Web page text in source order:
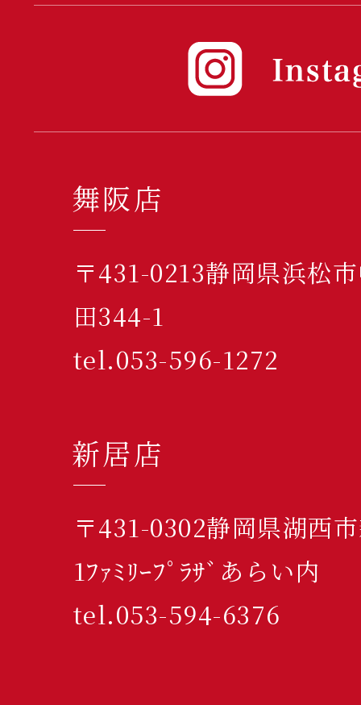
舞阪店
〒431-0213静岡県浜松
田344-1
tel.053-596-1272
新居店
〒431-0302静岡県湖西
1ﾌｧﾐﾘｰﾌﾟﾗｻﾞあらい内
tel.053-594-6376